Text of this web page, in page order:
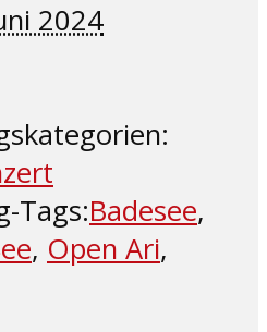
2024
Tags:Badesee,
, Open Ari,